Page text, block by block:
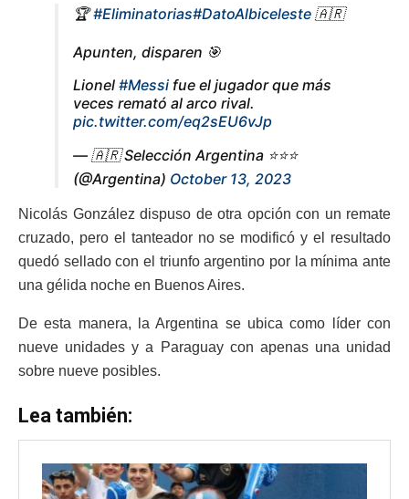
🏆#Eliminatorias#DatoAlbiceleste 🇦🇷
Apunten, disparen 🎯
Lionel #Messi fue el jugador que más
veces remató al arco rival.
pic.twitter.com/eq2sEU6vJp
— 🇦🇷 Selección Argentina ⭐⭐⭐
(@Argentina) October 13, 2023
Nicolás González dispuso de otra opción con un remate
cruzado, pero el tanteador no se modificó y el resultado
quedó sellado con el triunfo argentino por la mínima ante
una gélida noche en Buenos Aires.
De esta manera, la Argentina se ubica como líder con
nueve unidades y a Paraguay con apenas una unidad
sobre nueve posibles.
Lea también: